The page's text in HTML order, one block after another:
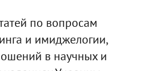
по вопросам
и имиджелогии,
в научных и